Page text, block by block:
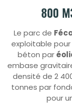
800
Le parc de
exploitable
béton par
embase
densité de 2
tonnes par
pour